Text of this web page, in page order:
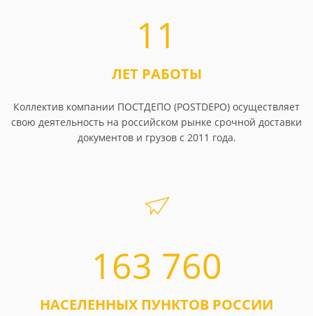
11
ЛЕТ РАБОТЫ
Коллектив компании ПОСТДЕПО (POSTDEPO) осуществляет
свою деятельность на российском рынке срочной доставки
документов и грузов с 2011 года.
163 760
НАСЕЛЕННЫХ ПУНКТОВ РОССИИ